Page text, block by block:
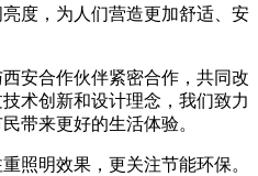
度，为人们营造更加舒适、安
安合作伙伴紧密合作，共同改
术创新和设计理念，我们致力
带来更好的生活体验。
照明效果，更关注节能环保。